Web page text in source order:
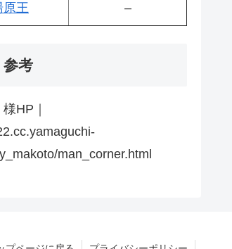
原王 –
参考
HP｜
man_corner.html